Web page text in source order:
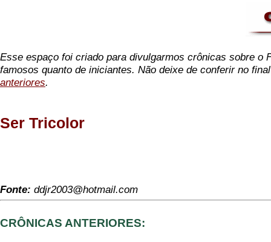
Esse espaço foi criado para divulgarmos crônicas sobre o
famosos quanto de iniciantes. Não deixe de conferir no
anteriores.
Ser Tricolor
Fonte: ddjr2003@hotmail.com
CRÔNICAS ANTERIORES: